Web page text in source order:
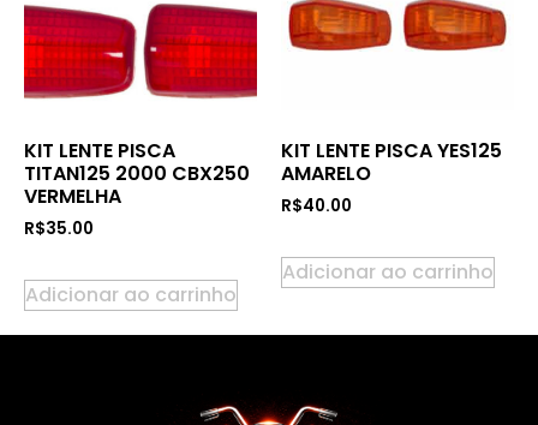
KIT LENTE PISCA
TITAN125 2000 CBX250
VERMELHA
R$35.00
Adicionar ao carrinho
KIT LENTE PISCA YES125
AMARELO
R$40.00
Adicionar ao carrinho